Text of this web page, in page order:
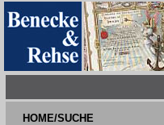
HOME/SUCHE